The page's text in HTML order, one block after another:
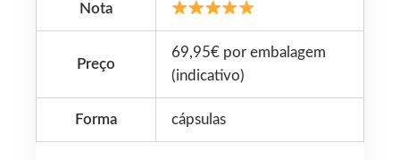
Nota
Preço
69,95€ por embalagem
(indicativo)
Forma cápsulas